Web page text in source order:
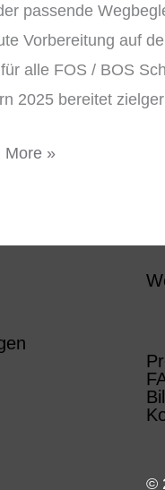
passende
Vorbereitung auf
alle FOS / BOS
2025 bereitet
More »
©